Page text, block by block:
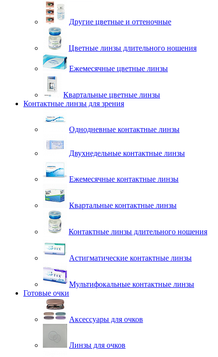
Другие цветные и оттеночные
Цветные линзы длительного ношения
Ежемесячные цветные линзы
Квартальные цветные линзы
Контактные линзы для зрения
Однодневные контактные линзы
Двухнедельные контактные линзы
Ежемесячные контактные линзы
Квартальные контактные линзы
Контактные линзы длительного ношения
Астигматические контактные линзы
Мультифокальные контактные линзы
Готовые очки
Аксессуары для очков
Линзы для очков